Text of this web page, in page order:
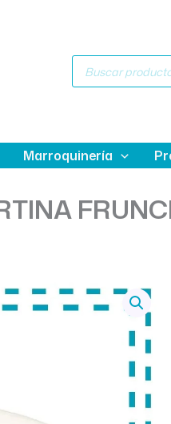
Búsqueda
Marroquinería